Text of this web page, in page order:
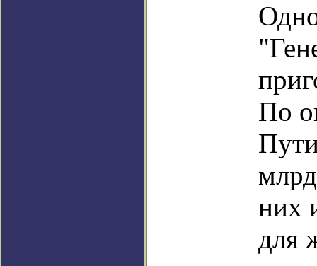
По
них
для